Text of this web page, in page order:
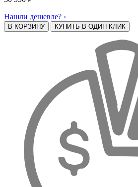
Нашли дешевле? ›
В КОРЗИНУ КУПИТЬ В ОДИН КЛИК